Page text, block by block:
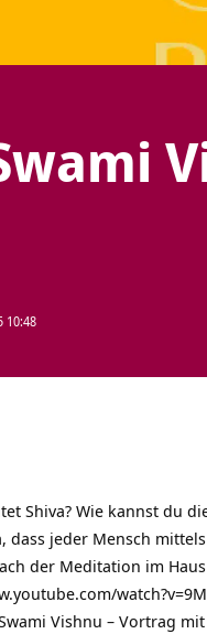
10:48
Shiva? Wie kannst du
dass jeder Mensch
der Meditation im Haus
Vishnu – Vortrag